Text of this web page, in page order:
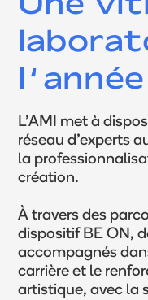
l’année
L’AMI met à
réseau d’experts
la
création.
À travers des
dispositif BE ON,
accompagnés
carrière et le
artistique, avec la